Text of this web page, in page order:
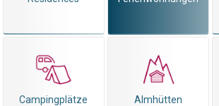
Campingplätze Almhütten